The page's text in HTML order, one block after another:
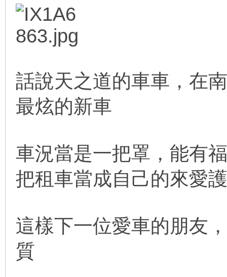
話說天之道的車車，在
最炫的新車
車況當是一把罩，能有
把租車當成自己的來愛
這樣下一位愛車的朋友
質